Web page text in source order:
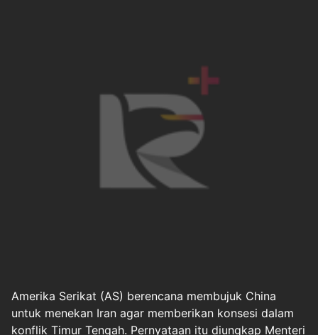
Amerika Serikat (AS) berencana membujuk China
untuk menekan Iran agar memberikan konsesi dalam
konflik Timur Tengah. Pernyataan itu diungkap Menteri